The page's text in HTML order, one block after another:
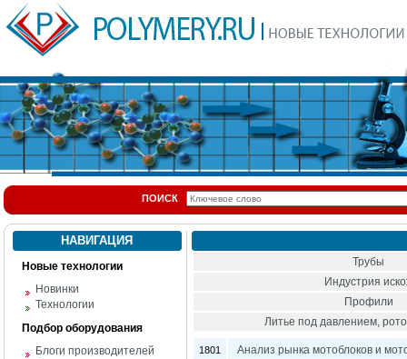
ПОИСК
НАВИГАЦИЯ
Новые технологии
Новинки
Технологии
Подбор оборудования
Блоги производителей
Трубы
Индустрия
Профили
Литье под давлением,
1801 Анализ рынка мотоблоков и